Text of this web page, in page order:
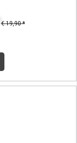
€ 19,90 *